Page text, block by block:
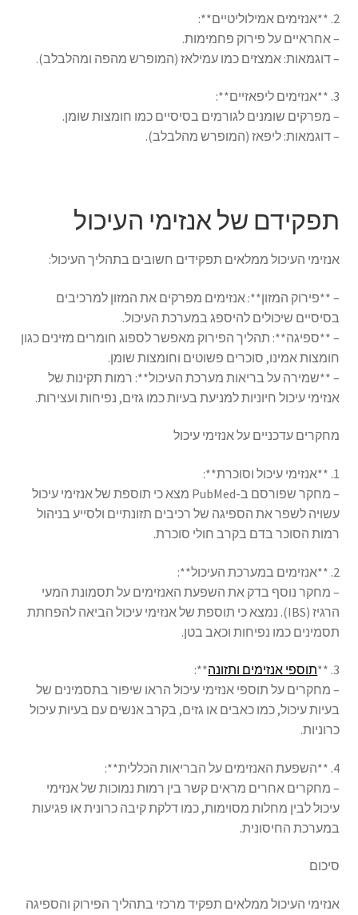
2. **אנזימים אמילוליטיים**:
– אחראיים על פירוק פחמימות.
– דוגמאות: אמצזים כמו עמילאז (המופרש מהפה ומהלבלב).
3. **אנזימים ליפאזיים**:
– מפרקים שומנים לגורמים בסיסיים כמו חומצות שומן.
– דוגמאות: ליפאז (המופרש מהלבלב).
תפקידם של אנזימי העיכול
אנזימי העיכול ממלאים תפקידים חשובים בתהליך העיכול:
– **פירוק המזון**: אנזימים מפרקים את המזון למרכיבים
בסיסיים שיכולים להיספג במערכת העיכול.
– **ספיגה**: תהליך הפירוק מאפשר לספוג חומרים מזינים כגון
חומצות אמינו, סוכרים פשוטים וחומצות שומן.
– **שמירה על בריאות מערכת העיכול**: רמות תקינות של
אנזימי עיכול חיוניות למניעת בעיות כמו גזים, נפיחות ועצירות.
מחקרים עדכניים על אנזימי עיכול
1. **אנזימי עיכול וסוכרת**:
– מחקר שפורסם ב-PubMed מצא כי תוספת של אנזימי עיכול
עשויה לשפר את הספיגה של רכיבים תזונתיים ולסייע בניהול
רמות הסוכר בדם בקרב חולי סוכרת.
2. **אנזימים במערכת העיכול**:
– מחקר נוסף בדק את השפעת האנזימים על תסמונת המעי
הרגיז (IBS). נמצא כי תוספת של אנזימי עיכול הביאה להפחתת
תסמינים כמו נפיחות וכאב בטן.
3. ** תוספי אנזימים ותזונה**:
– מחקרים על תוספי אנזימי עיכול הראו שיפור בתסמינים של
בעיות עיכול, כמו כאבים או גזים, בקרב אנשים עם בעיות עיכול
כרוניות.
4. **השפעת האנזימים על הבריאות הכללית**:
– מחקרים אחרים מראים קשר בין רמות נמוכות של אנזימי
עיכול לבין מחלות מסוימות, כמו דלקת קיבה כרונית או פגיעות
במערכת החיסונית.
סיכום
אנזימי העיכול ממלאים תפקיד מרכזי בתהליך הפירוק והספיגה